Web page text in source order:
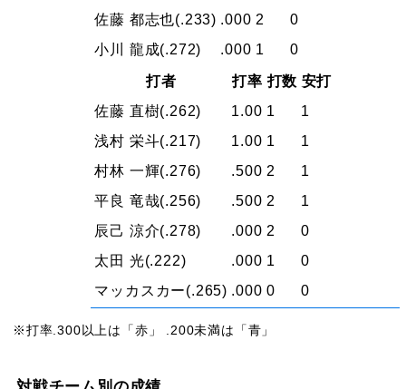
佐藤 都志也(.233) .000 2
0
小川 龍成(.272) .000 1 0
打者 打率 打数 安打
佐藤 直樹(.262) 1.00 1
1
浅村 栄斗(.217) 1.00 1
1
村林 一輝(.276) .500 2
1
平良 竜哉(.256) .500 2
1
辰己 涼介(.278) .000 2
0
太田 光(.222) .000 1
0
マッカスカー(.265) .000 0 0
※打率.300以上は「赤」 .200未満は「青」